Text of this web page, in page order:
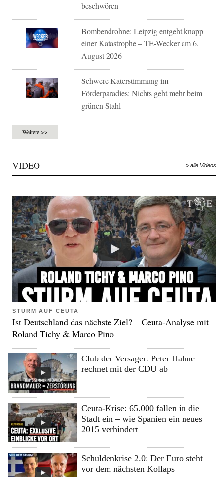
beschwören
Bombendrohne: Leipzig entgeht knapp
einer Katastrophe – TE-Wecker am 6.
August 2026
Schwere Katerstimmung im
Förderparadies: Nichts geht mehr beim
grünen Stahl
Weitere >>
VIDEO » alle Videos
STURM AUF CEUTA
Ist Deutschland das nächste Ziel? – Ceuta-Analyse mit
Roland Tichy & Marco Pino
Club der Versager: Peter Hahne
rechnet mit der CDU ab
Ceuta-Krise: 65.000 fallen in die
Stadt ein – wie Spanien ein neues
2015 verhindert
Schuldenkrise 2.0: Der Euro steht
vor dem nächsten Kollaps